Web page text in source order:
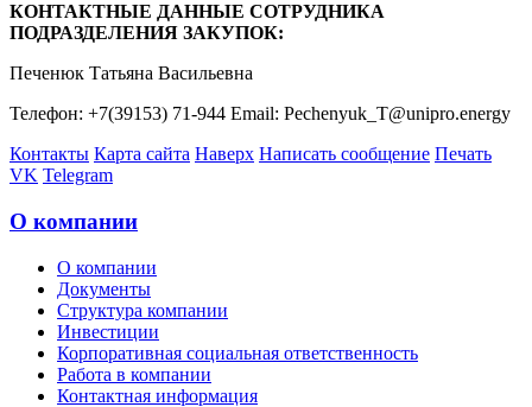
КОНТАКТНЫЕ ДАННЫЕ СОТРУДНИКА
ПОДРАЗДЕЛЕНИЯ ЗАКУПОК:
Печенюк Татьяна Васильевна
Телефон: +7(39153) 71-944 Email: Pechenyuk_T@unipro.energy
Контакты Карта сайта Наверх Написать сообщение Печать
VK Telegram
О компании
О компании
Документы
Структура компании
Инвестиции
Корпоративная социальная ответственность
Работа в компании
Контактная информация